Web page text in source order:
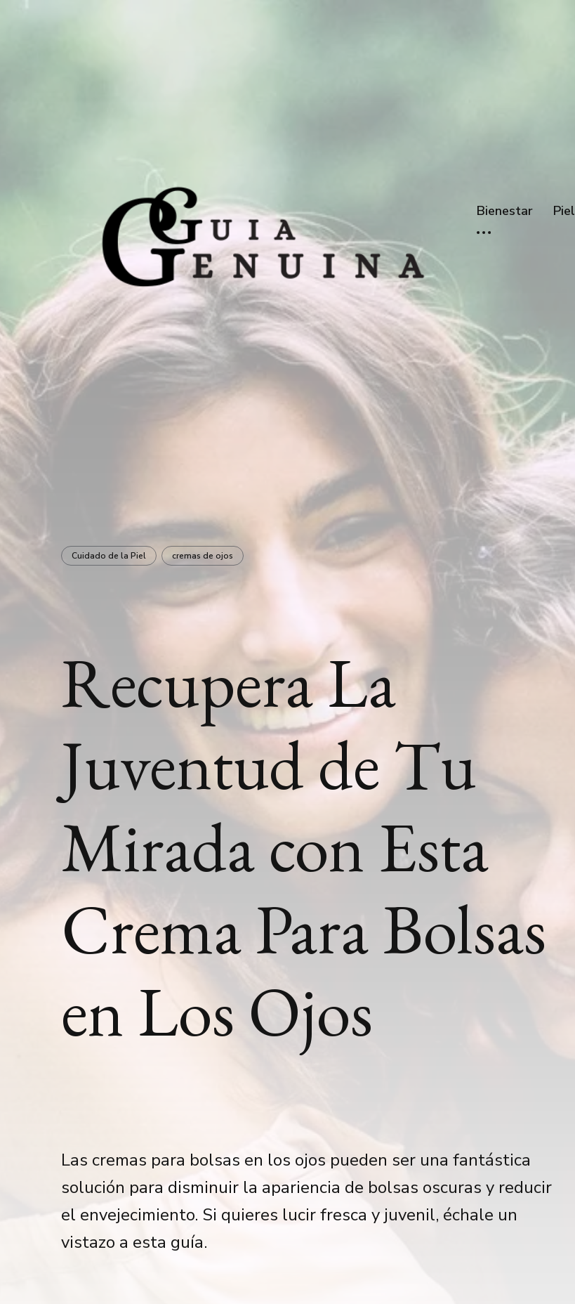
Bienestar Piel
Cuidado de la Piel cremas de ojos
Recupera La
Juventud de Tu
Mirada con Esta
Crema Para Bolsas
en Los Ojos
Las cremas para bolsas en los ojos pueden ser una fantástica
solución para disminuir la apariencia de bolsas oscuras y reducir
el envejecimiento. Si quieres lucir fresca y juvenil, échale un
vistazo a esta guía.